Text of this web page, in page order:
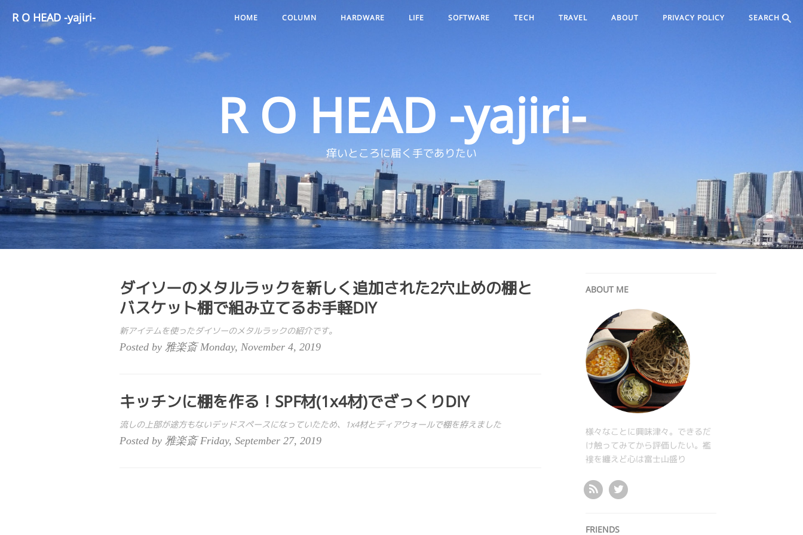
R O HEAD -yajiri- HOME COLUMN HARDWARE LIFE SOFTWARE TECH TRAVEL ABOUT PRIVACY POLICY SEARCH
R O HEAD -yajiri-
痒いところに届く手でありたい
ダイソーのメタルラックを新しく追加された2穴止めの棚と
バスケット棚で組み立てるお手軽DIY
新アイテムを使ったダイソーのメタルラックの紹介です。
Posted by 雅楽斎 Monday, November 4, 2019
キッチンに棚を作る！SPF材(1x4材)でざっくりDIY
流しの上部が途方もないデッドスペースになっていたため、1x4材とディアウォールで棚を拵えました
Posted by 雅楽斎 Friday, September 27, 2019
ABOUT ME
様々なことに興味津々。できるだ
け触ってみてから評価したい。襤
褸を纏えど心は富士山盛り
FRIENDS